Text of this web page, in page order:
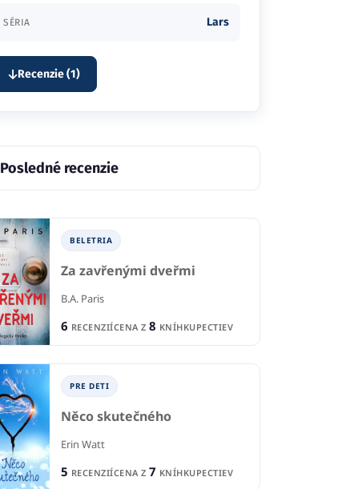
SÉRIA Lars
Recenzie (1)
Posledné recenzie
BELETRIA
Za zavřenými dveřmi
B.A. Paris
6 RECENZIÍCENA Z 8 KNÍHKUPECTIEV
PRE DETI
Něco skutečného
Erin Watt
5 RECENZIÍCENA Z 7 KNÍHKUPECTIEV